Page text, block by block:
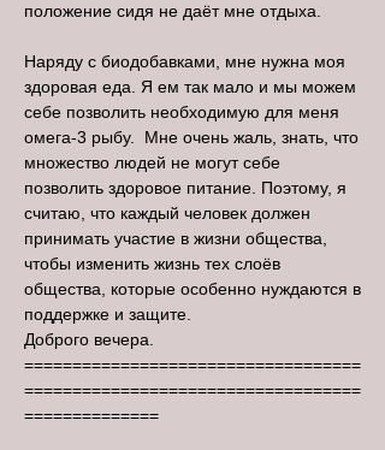
положение сидя не даёт мне отдыха.
Наряду с биодобавками, мне нужна моя
здоровая еда. Я ем так мало и мы можем
себе позволить необходимую для меня
омега-3 рыбу. Мне очень жаль, знать, что
множество людей не могут себе
позволить здоровое питание. Поэтому, я
считаю, что каждый человек должен
принимать участие в жизни общества,
чтобы изменить жизнь тех слоёв
общества, которые особенно нуждаются в
поддержке и защите.
Доброго вечера.
===================================
===================================
==============